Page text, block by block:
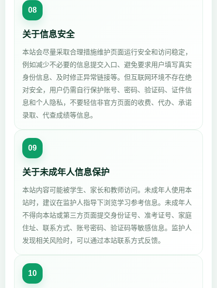
08
关于信息安全
本站会尽量采取合理措施维护页面运行安全和访问稳定，
例如减少不必要的信息提交入口、避免要求用户填写真实
身份信息、及时修正异常链接等。但互联网环境不存在绝
对安全，用户仍需自行保护账号、密码、验证码、证件信
息和个人隐私，不要轻信非官方页面的收费、代办、承诺
录取、代查成绩等信息。
09
关于未成年人信息保护
本站内容可能被学生、家长和教师访问。未成年人使用本
站时，建议在监护人指导下浏览学习参考信息。未成年人
不得向本站或第三方页面提交身份证号、准考证号、家庭
住址、联系方式、账号密码、验证码等敏感信息。监护人
发现相关风险时，可以通过本站联系方式反馈。
10